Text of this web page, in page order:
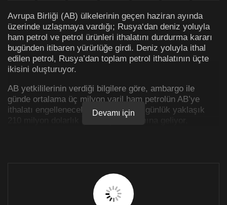
Avrupa Birliği (AB) ülkelerinin geçen haziran ayında
üzerinde uzlaşmaya vardığı; Rusya‘dan deniz yoluyla
ham petrol ve petrol ürünleri ithalatını durdurma kararı
bugünden itibaren yürürlüğe girdi. Deniz yoluyla ithal
edilen petrol, Rusya’dan toplam petrol ithalatının üçte
ikisini oluşturuyor.
AB yetkililerinin verdiği bilgilere göre, ambargo ile
günde ortalama üç milyon varil ham petrolün AB’ye
ithalatı engellenecek. Bu Rusya için günlük yaklaşık
210 milyon dolarlık gelir kaybı anlamına geliyor.
Denize kıyısı olmayan ülkeler istisna
DW’nin aktardığına göre, belirlenen geçiş döneminin
Devamı için